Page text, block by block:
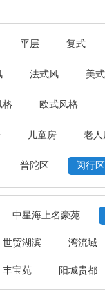
平层 复式
法式风 美
格 欧式风格
儿童房 老人
普陀区 闵行区
中星海上名豪苑
世贸湖滨 湾流域
丰宝苑 阳城贵都